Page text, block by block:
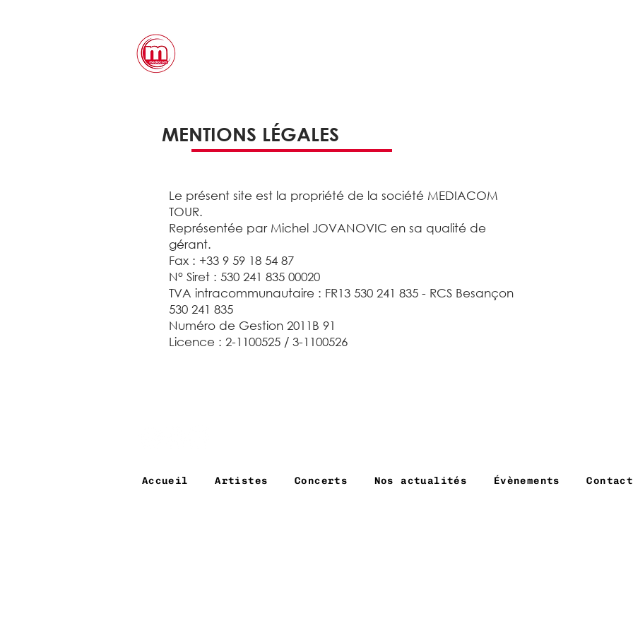
MENTIONS LÉGALES
Le présent site est la propriété de la société MEDIACOM
TOUR.
Représentée par Michel JOVANOVIC en sa qualité de
gérant.
Fax : +33 9 59 18 54 87
N° Siret : 530 241 835 00020
TVA intracommunautaire : FR13 530 241 835 - RCS Besançon
530 241 835
Numéro de Gestion 2011B 91
Licence : 2-1100525 / 3-1100526
Accueil Artistes Concerts Nos actualités Évènements Contact